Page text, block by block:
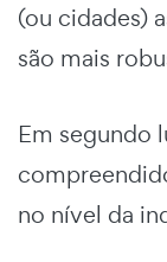
(ou cidades)
são mais
Em segundo
no nível da